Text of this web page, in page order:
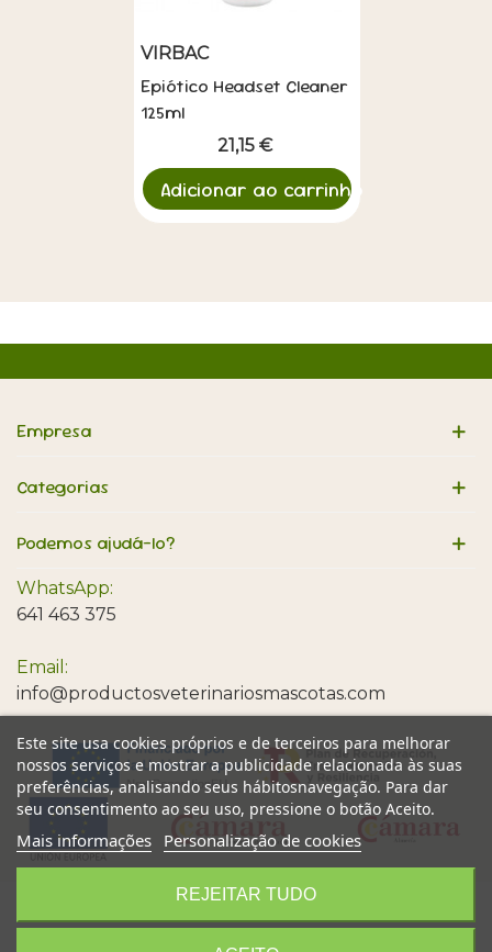
VIRBAC
Epiótico Headset Cleaner
125ml
21,15 €
Adicionar ao carrinho
Este site usa cookies próprios e de terceiros para melhorar
nossos serviços e mostrar a publicidade relacionada às suas
preferências, analisando seus hábitosnavegação. Para dar
seu consentimento ao seu uso, pressione o botão Aceito.
Mais informações Personalização de cookies
REJEITAR TUDO
Empresa
Categorias
Podemos ajudá-lo?
WhatsApp:
641 463 375
Email:
info@productosveterinariosmascotas.com